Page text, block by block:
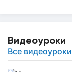
Видеоуроки
Все видеоуроки